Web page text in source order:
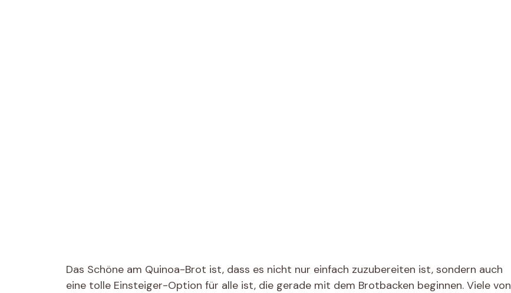
Das Schöne am Quinoa-Brot ist, dass es nicht nur einfach zuzubereiten ist, sondern auch
eine tolle Einsteiger-Option für alle ist, die gerade mit dem Brotbacken beginnen. Viele von